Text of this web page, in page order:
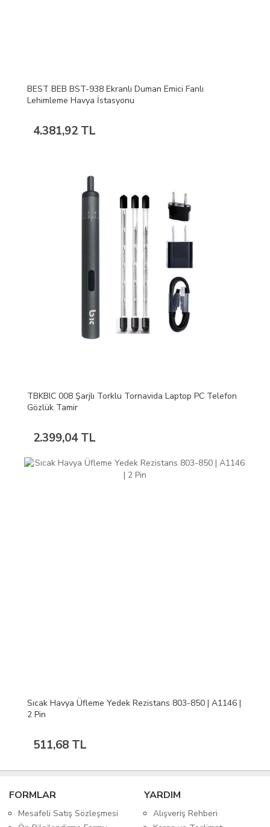
BEST BEB BST-938 Ekranlı Duman Emici Fanlı
Lehimleme Havya İstasyonu
4.381,92 TL
TBKBIC 008 Şarjlı Torklu Tornavida Laptop PC Telefon
Gözlük Tamir
2.399,04 TL
Sıcak Havya Üfleme Yedek Rezistans 803-850 | A1146 |
2 Pin
511,68 TL
FORMLAR
Mesafeli Satış Sözleşmesi
YARDIM
Alışveriş Rehberi